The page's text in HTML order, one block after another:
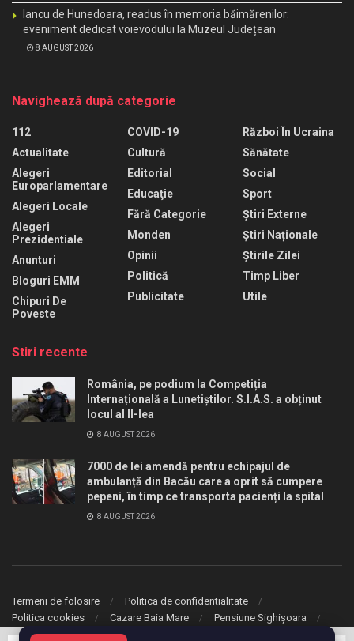
Iancu de Hunedoara, readus în memoria băimărenilor:
eveniment dedicat voievodului la Muzeul Județean
8 AUGUST 2026
Navighează după categorie
112
Actualitate
Alegeri
Europarlamentare
Alegeri Locale
Alegeri
Prezidentiale
Anunturi
Bloguri EMM
Chipuri De
Poveste
COVID-19
Cultură
Editorial
Educaţie
Fără Categorie
Monden
Opinii
Politică
Publicitate
Război În Ucraina
Sănătate
Social
Sport
Știri Externe
Știri Naționale
Știrile Zilei
Timp Liber
Utile
Stiri recente
România, pe podium la Competiția
Internațională a Lunetiștilor. S.I.A.S. a obținut
locul al II-lea
8 AUGUST 2026
7000 de lei amendă pentru echipajul de
ambulanță din Bacău care a oprit să cumpere
pepeni, în timp ce transporta pacienți la spital
8 AUGUST 2026
Termeni de folosire
Politica de confidentialitate
Politica cookies
Cazare Baia Mare Pensiune Sighișoara